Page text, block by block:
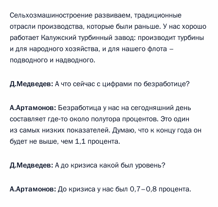
Сельхозмашиностроение развиваем, традиционные
отрасли производства, которые были раньше. У нас хорошо
работает Калужский турбинный завод: производит турбины
и для народного хозяйства, и для нашего флота –
подводного и надводного.
Д.Медведев: А что сейчас с цифрами по безработице?
А.Артамонов: Безработица у нас на сегодняшний день
составляет где‑то около полутора процентов. Это один
из самых низких показателей. Думаю, что к концу года он
будет не выше, чем 1,1 процента.
Д.Медведев: А до кризиса какой был уровень?
А.Артамонов: До кризиса у нас был 0,7–0,8 процента.